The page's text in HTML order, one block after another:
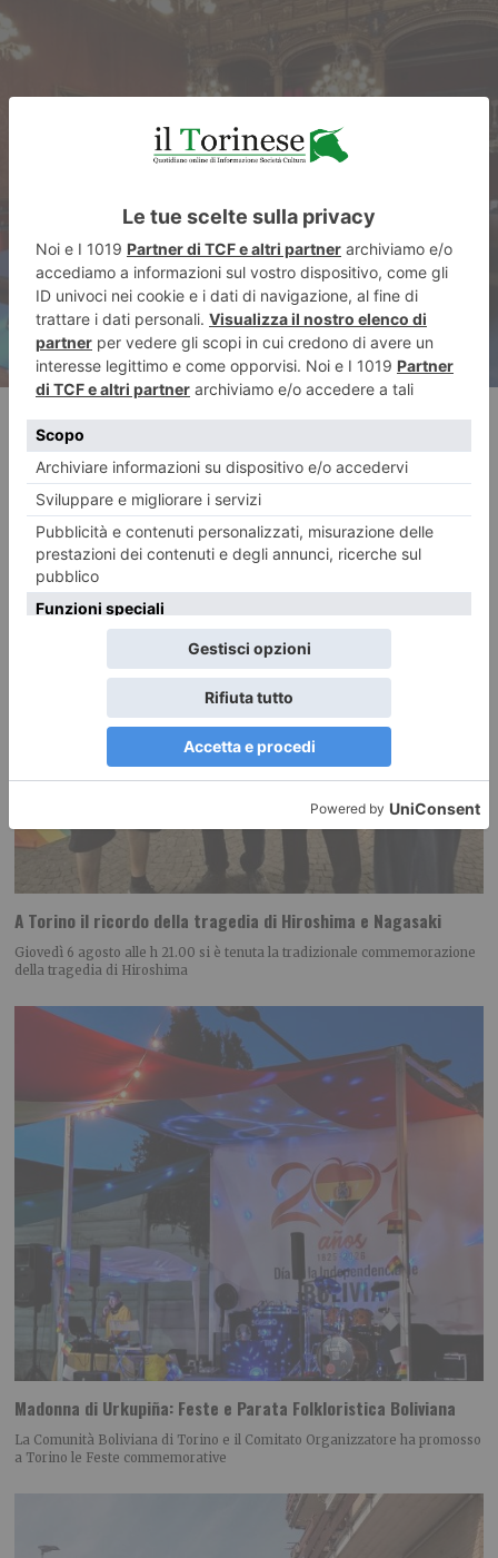
Bilancio dei primi tre mesi da
Non Eletto in Consiglio
Comunale di Mino Giachino
RECENTI:
A Torino il ricordo della tragedia di Hiroshima e Nagasaki
Giovedì 6 agosto alle h 21.00 si è tenuta la tradizionale commemorazione
della tragedia di Hiroshima
Madonna di Urkupiña: Feste e Parata Folkloristica Boliviana
La Comunità Boliviana di Torino e il Comitato Organizzatore ha promosso
a Torino le Feste commemorative